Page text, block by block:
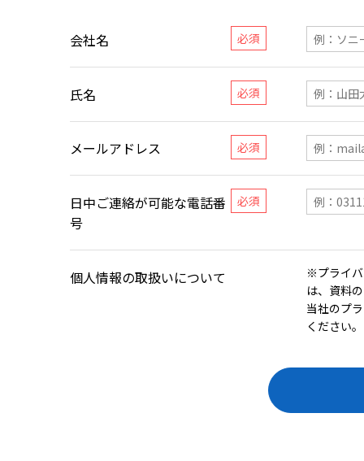
会社名
氏名
メールアドレス
日中ご連絡が可能な電話番
号
個人情報の取扱いについて
※プライ
は、資料
当社のプ
ください。​